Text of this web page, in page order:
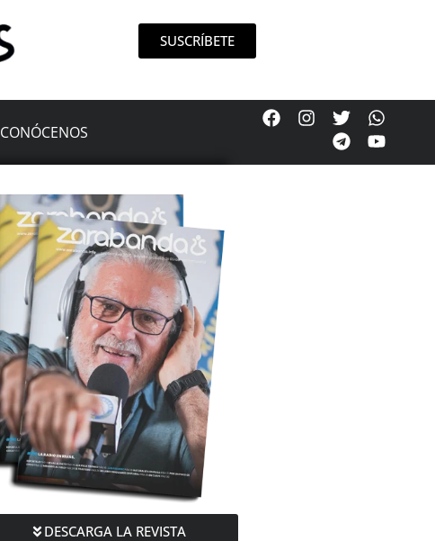
SUSCRÍBETE
CONÓCENOS
DESCARGA LA REVISTA